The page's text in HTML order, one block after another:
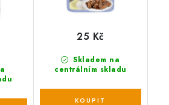
Skladem na
centrálním skladu
25 Kč